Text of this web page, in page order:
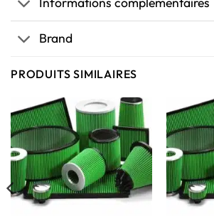
Brand
PRODUITS SIMILAIRES